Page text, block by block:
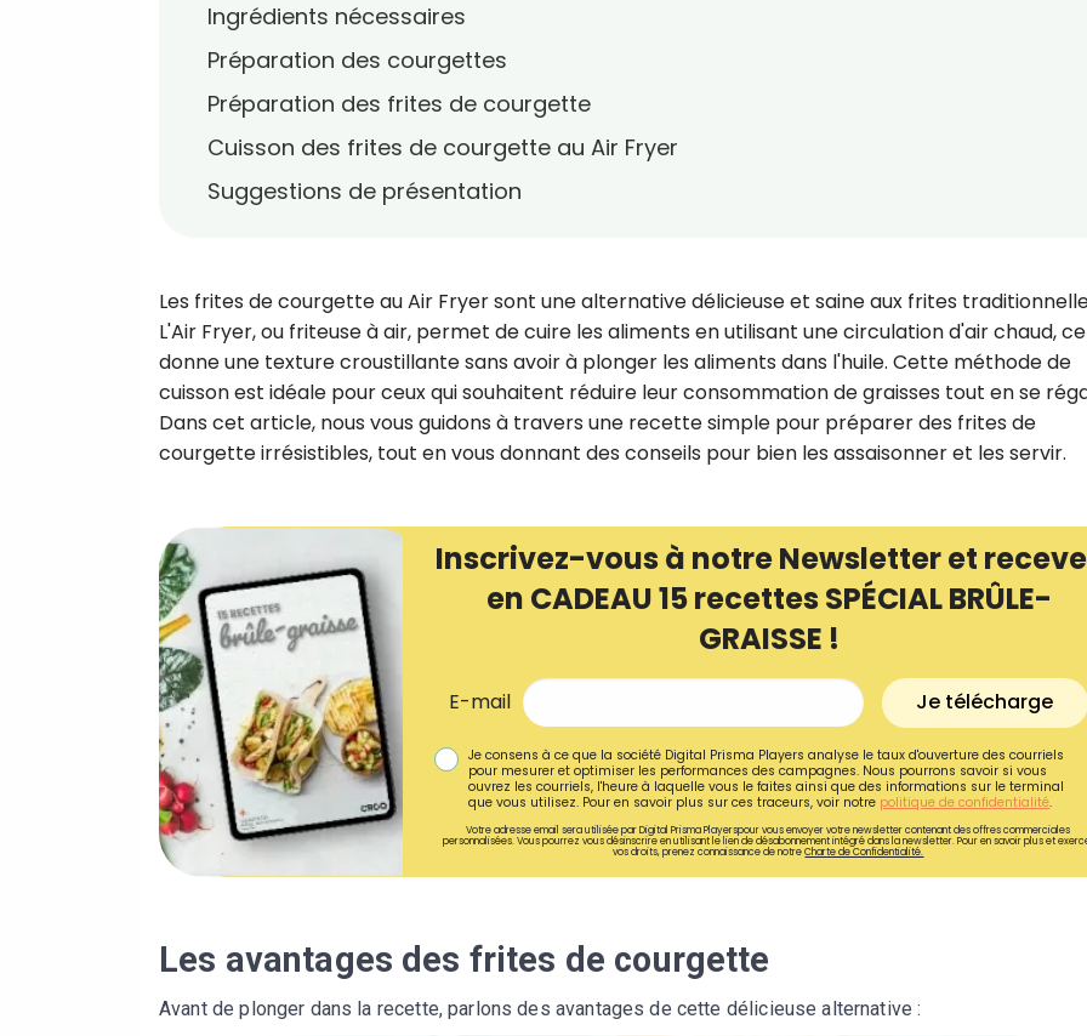
Ingrédients nécessaires
Préparation des courgettes
Préparation des frites de courgette
Cuisson des frites de courgette au Air Fryer
Suggestions de présentation
Les frites de courgette au Air Fryer sont une alternative délicieuse et saine aux frites
L'Air Fryer, ou friteuse à air, permet de cuire les aliments en utilisant une circulation d'air chaud,
donne une texture croustillante sans avoir à plonger les aliments dans l'huile. Cette méthode de
cuisson est idéale pour ceux qui souhaitent réduire leur consommation de graisses tout en se
Dans cet article, nous vous guidons à travers une recette simple pour préparer des frites de
courgette irrésistibles, tout en vous donnant des conseils pour bien les assaisonner et les servir.
Inscrivez-vous à notre Newsletter et
en CADEAU 15 recettes SPÉCIAL BRÛLE-
GRAISSE !
E-mail Je télécharge
Je consens à ce que la société Digital Prisma Players analyse le taux d'ouverture des courriels
pour mesurer et optimiser les performances des campagnes. Nous pourrons savoir si vous
ouvrez les courriels, l'heure à laquelle vous le faites ainsi que des informations sur le terminal
que vous utilisez. Pour en savoir plus sur ces traceurs, voir notre politique de confidentialité.
Votre adresse email sera utilisée par Digital Prisma Playerspour vous envoyer votre newsletter contenant des offres commerciales
personnalisées. Vous pourrez vous désinscrire en utilisant le lien de désabonnement intégré dans la newsletter. Pour en savoir plus et
vos droits, prenez connaissance de notreCharte de Confidentialité.
Les avantages des frites de courgette
Avant de plonger dans la recette, parlons des avantages de cette délicieuse alternative :